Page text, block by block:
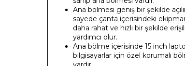
Ana bölmesi geniş bir şekilde
sayede çanta içerisindeki
daha rahat ve hızlı bir şekilde
yardımcı olur.
Ana bölme içerisinde 15 inch
bilgisayarlar için özel korumalı